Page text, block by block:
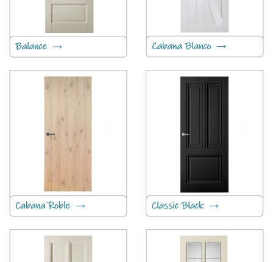
Cabana Blanco
Cabana Roble Classic Black